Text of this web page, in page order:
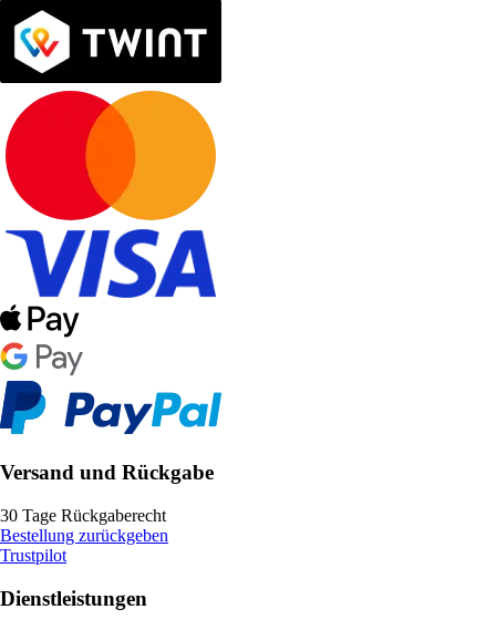
Versand und Rückgabe
30 Tage Rückgaberecht
Bestellung zurückgeben
Trustpilot
Dienstleistungen